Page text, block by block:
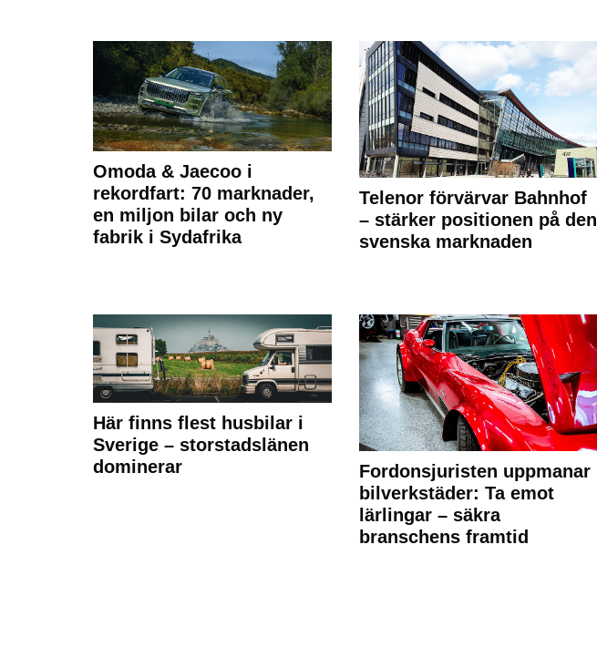
Omoda & Jaecoo i
rekordfart: 70 marknader,
en miljon bilar och ny
fabrik i Sydafrika
Telenor förvärvar Bahnhof
– stärker positionen på den
svenska marknaden
Här finns flest husbilar i
Sverige – storstadslänen
dominerar
Fordonsjuristen uppmanar
bilverkstäder: Ta emot
lärlingar – säkra
branschens framtid